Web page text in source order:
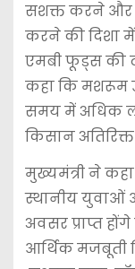
सशक्त करने और
करने की दिशा
एमबी फूड्स की
कहा कि मशरूम
समय में अधिक
किसान
मुख्यमंत्री ने
स्थानीय युवाओं
अवसर प्राप्त
आर्थिक मजबूती